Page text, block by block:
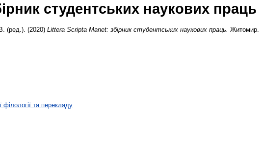
студентських наукових праць
(ред.). (2020) Littera Scripta Manet: збірник студентських наукових праць. Житомир.
філології та перекладу